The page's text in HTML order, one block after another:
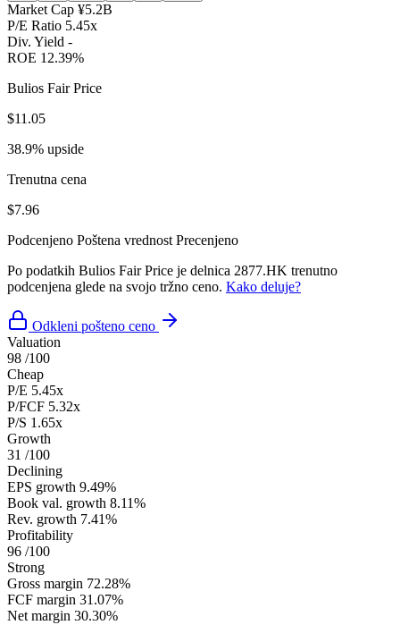
Market Cap ¥5.2B
P/E Ratio 5.45x
Div. Yield -
ROE 12.39%
Bulios Fair Price
$11.05
38.9% upside
Trenutna cena
$7.96
Podcenjeno Poštena vrednost Precenjeno
Po podatkih Bulios Fair Price je delnica 2877.HK trenutno
podcenjena glede na svojo tržno ceno. Kako deluje?
Odkleni pošteno ceno
Valuation
98 /100
Cheap
P/E 5.45x
P/FCF 5.32x
P/S 1.65x
Growth
31 /100
Declining
EPS growth 9.49%
Book val. growth 8.11%
Rev. growth 7.41%
Profitability
96 /100
Strong
Gross margin 72.28%
FCF margin 31.07%
Net margin 30.30%